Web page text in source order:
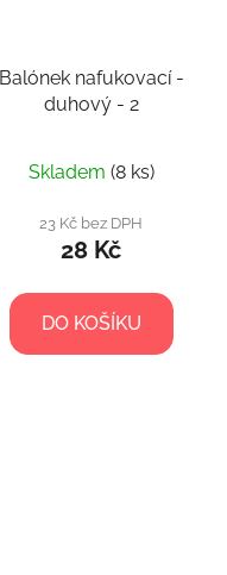
Balónek nafukovací -
duhový - 2
Skladem (8 ks)
23 Kč bez DPH
28 Kč
DO KOŠÍKU